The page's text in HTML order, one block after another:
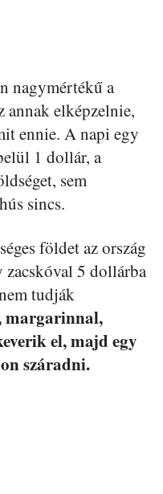
nagymértékű a
annak elképzelnie,
ennie. A napi egy
1 dollár, a
sem
sincs.
földet az ország
zacskóval 5 dollárba
tudják
margarinnal,
el, majd egy
száradni.